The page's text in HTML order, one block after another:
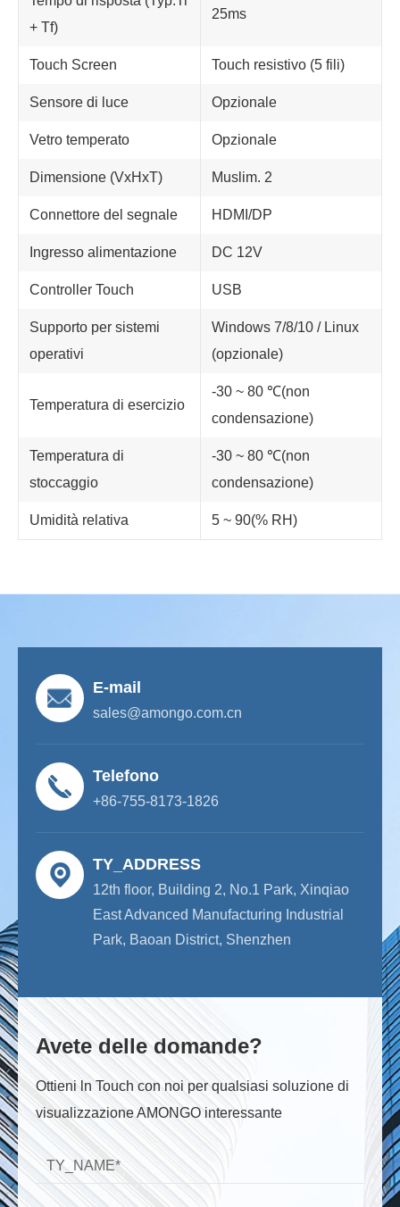
+ Tf)
25ms
Touch Screen Touch resistivo (5 fili)
Sensore di luce Opzionale
Vetro temperato Opzionale
Dimensione (VxHxT) Muslim. 2
Connettore del segnale HDMI/DP
Ingresso alimentazione DC 12V
Controller Touch USB
Supporto per sistemi
operativi
Windows 7/8/10 / Linux
(opzionale)
Temperatura di esercizio
-30 ~ 80 ℃(non
condensazione)
Temperatura di
stoccaggio
-30 ~ 80 ℃(non
condensazione)
Umidità relativa 5 ~ 90(% RH)
E-mail
sales@amongo.com.cn
Telefono
+86-755-8173-1826
TY_ADDRESS
12th floor, Building 2, No.1 Park, Xinqiao
East Advanced Manufacturing Industrial
Park, Baoan District, Shenzhen
Avete delle domande?
Ottieni ln Touch con noi per qualsiasi soluzione di
visualizzazione AMONGO interessante